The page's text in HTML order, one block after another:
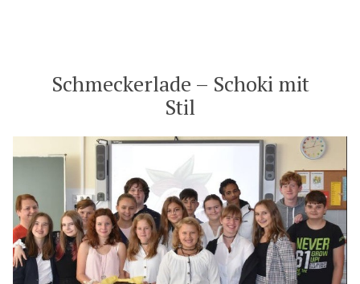
Tabletklasse!“
Schmeckerlade – Schoki mit
Stil